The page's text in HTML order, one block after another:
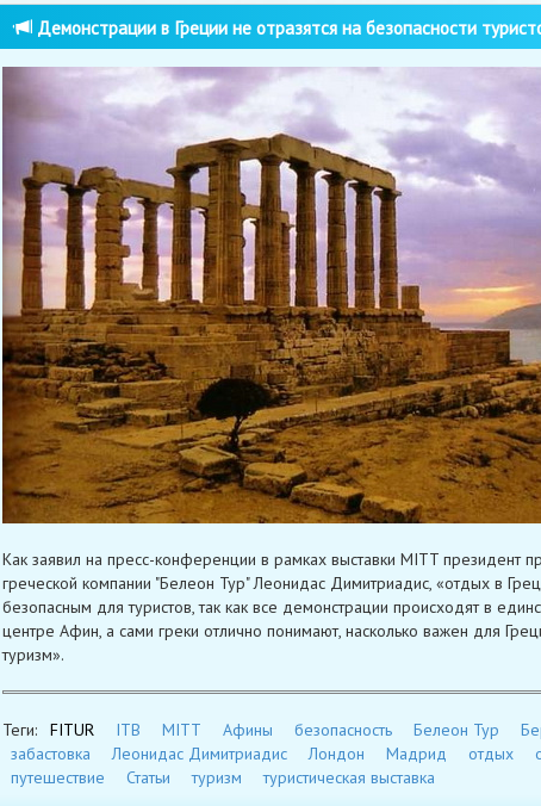
Демонстрации в Греции не отразятся на безопасности
Как заявил на пресс-конференции в рамках выставки MITT президент
греческой компании "Белеон Тур" Леонидас Димитриадис, «отдых в
безопасным для туристов, так как все демонстрации происходят в
центре Афин, а сами греки отлично понимают, насколько важен для
туризм».
Теги: FITUR ITB MITT Афины безопасность Белеон Тур
забастовка
Леонидас Димитриадис Лондон Мадрид отдых
путешествие
Статьи туризм
туристическая выставка